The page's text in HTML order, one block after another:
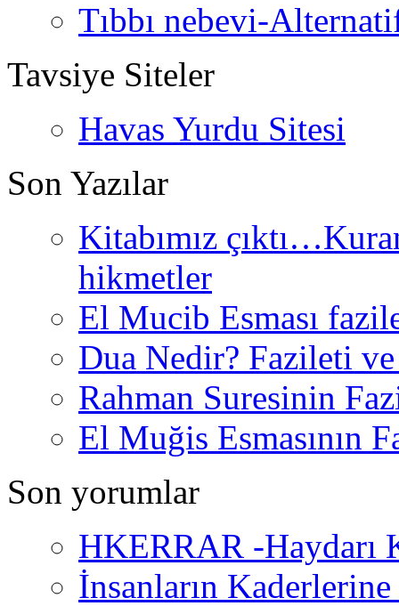
Tıbbı nebevi-
Tavsiye Siteler
Havas Yurdu Sitesi
Son Yazılar
Kitabımız
hikmetler
El Mucib Esması
Dua Nedir? Fazileti
Rahman Suresinin
El Muğis Esmasının
Son yorumlar
HKERRAR -Haydarı
İnsanların